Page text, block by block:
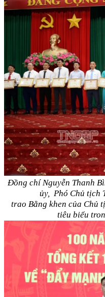
Đồng chí Nguyễn Thanh
ủy, Phó Chủ tịch
trao Bằng khen của Chủ
tiêu biểu